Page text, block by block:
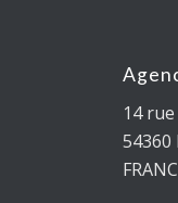
14 rue
54360